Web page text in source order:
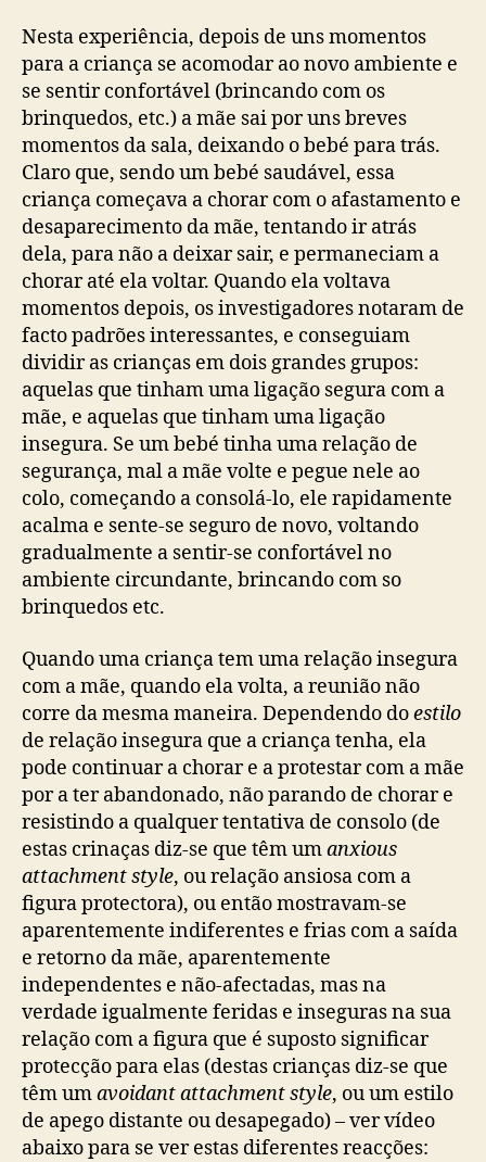
Nesta experiência, depois de uns momentos
para a criança se acomodar ao novo ambiente e
se sentir confortável (brincando com os
brinquedos, etc.) a mãe sai por uns breves
momentos da sala, deixando o bebé para trás.
Claro que, sendo um bebé saudável, essa
criança começava a chorar com o afastamento e
desaparecimento da mãe, tentando ir atrás
dela, para não a deixar sair, e permaneciam a
chorar até ela voltar. Quando ela voltava
momentos depois, os investigadores notaram de
facto padrões interessantes, e conseguiam
dividir as crianças em dois grandes grupos:
aquelas que tinham uma ligação segura com a
mãe, e aquelas que tinham uma ligação
insegura. Se um bebé tinha uma relação de
segurança, mal a mãe volte e pegue nele ao
colo, começando a consolá-lo, ele rapidamente
acalma e sente-se seguro de novo, voltando
gradualmente a sentir-se confortável no
ambiente circundante, brincando com so
brinquedos etc.
Quando uma criança tem uma relação insegura
com a mãe, quando ela volta, a reunião não
corre da mesma maneira. Dependendo doestilo
de relação insegura que a criança tenha, ela
pode continuar a chorar e a protestar com a mãe
por a ter abandonado, não parando de chorar e
resistindo a qualquer tentativa de consolo (de
estas crinaças diz-se que têm umanxious
attachment style, ou relação ansiosa com a
figura protectora), ou então mostravam-se
aparentemente indiferentes e frias com a saída
e retorno da mãe, aparentemente
independentes e não-afectadas, mas na
verdade igualmente feridas e inseguras na sua
relação com a figura que é suposto significar
protecção para elas (destas crianças diz-se que
têm umavoidant attachment style, ou um estilo
de apego distante ou desapegado) – ver vídeo
abaixo para se ver estas diferentes reacções: